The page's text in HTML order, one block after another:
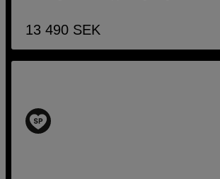
13 490 SEK